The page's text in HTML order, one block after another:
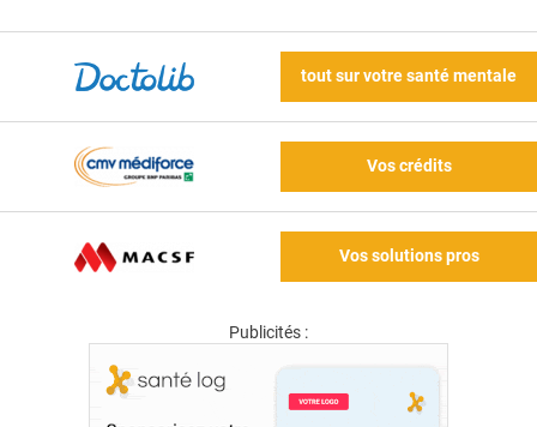
tout sur votre santé mentale
Vos crédits
Vos solutions pros
Publicités :